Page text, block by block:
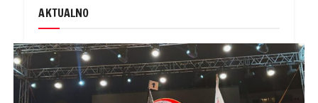
AKTUALNO